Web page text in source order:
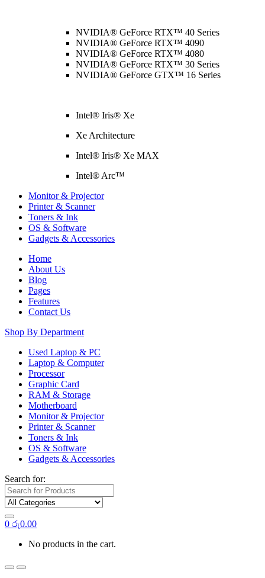
NVIDIA® GeForce RTX™ 40 Series
NVIDIA® GeForce RTX™ 4090
NVIDIA® GeForce RTX™ 4080
NVIDIA® GeForce RTX™ 30 Series
NVIDIA® GeForce GTX™ 16 Series
Intel® Iris® Xe
Xe Architecture
Intel® Iris® Xe MAX
Intel® Arc™
Monitor & Projector
Printer & Scanner
Toners & Ink
OS & Software
Gadgets & Accessories
Home
About Us
Blog
Pages
Features
Contact Us
Shop By Department
Used Laptop & PC
Laptop & Computer
Processor
Graphic Card
RAM & Storage
Motherboard
Monitor & Projector
Printer & Scanner
Toners & Ink
OS & Software
Gadgets & Accessories
Search for:
0 රු0.00
No products in the cart.